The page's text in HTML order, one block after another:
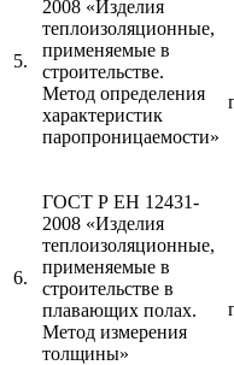
5.
2008 «Изделия
теплоизоляционные,
применяемые в
строительстве.
Метод определения
характеристик
паропроницаемости»
6.
ГОСТ Р ЕН 12431-
2008 «Изделия
теплоизоляционные,
применяемые в
строительстве в
плавающих полах.
Метод измерения
толщины»